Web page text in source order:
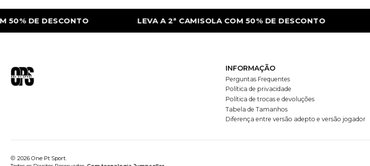
DE DESCONTO LEVA A 2ª CAMISOLA COM 50% DE DESCONTO
INFORMAÇÃO
Perguntas Frequentes
Política de privacidade
Política de trocas e devoluções
Tabela de Tamanhos
Diferença entre versão adepto e versão jogador
2026 One Pt Sport.